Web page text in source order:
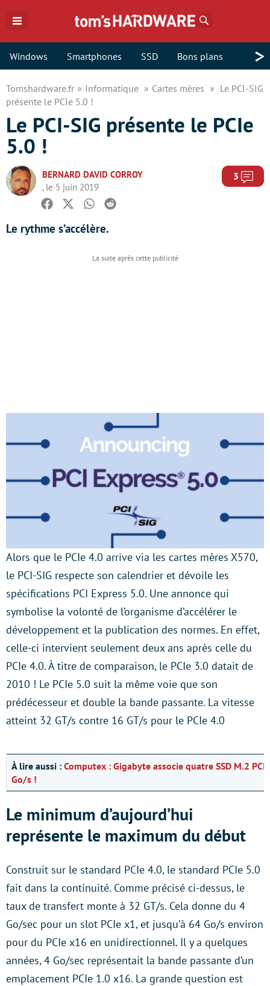
Windows Smartphones SSD Bons plans >
Tomshardware.fr Informatique Cartes mères
Le PCI-SIG
présente le PCIe 5.0 !
Le PCI-SIG présente le PCIe
5.0 !
BERNARD DAVID CORROY
, le 5 juin 2019
3
Facebook
TwitterWhatsapp
Reddit
Le rythme s’accélère.
Alors que le PCIe 4.0 arrive via les cartes mères X570,
le PCI-SIG respecte son calendrier et dévoile les
spécifications PCI Express 5.0. Une annonce qui
symbolise la volonté de l’organisme d’accélérer le
développement et la publication des normes. En effet,
celle-ci intervient seulement deux ans après celle du
PCIe 4.0. À titre de comparaison, le PCIe 3.0 datait de
2010 ! Le PCIe 5.0 suit la même voie que son
prédécesseur et double la bande passante. La vitesse
atteint 32 GT/s contre 16 GT/s pour le PCIe 4.0
À lire aussi : Computex : Gigabyte associe quatre SSD M.2
Go/s !
Le minimum d’aujourd’hui
représente le maximum du début
Construit sur le standard PCIe 4.0, le standard PCIe 5.0
fait dans la continuité. Comme précisé ci-dessus, le
taux de transfert monte à 32 GT/s. Cela donne du 4
Go/sec pour un slot PCIe x1, et jusqu’à 64 Go/s environ
pour du PCIe x16 en unidirectionnel. Il y a quelques
années, 4 Go/sec représentait la bande passante d’un
emplacement PCIe 1.0 x16. La grande question est